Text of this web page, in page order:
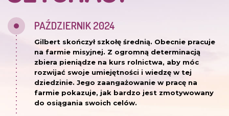
PAŹDZIERNIK 2024
Gilbert skończył szkołę średnią. Obecnie pracuje
na farmie misyjnej. Z ogromną determinacją
zbiera pieniądze na kurs rolnictwa, aby móc
rozwijać swoje umiejętności i wiedzę w tej
dziedzinie. Jego zaangażowanie w pracę na
farmie pokazuje, jak bardzo jest zmotywowany
do osiągania swoich celów.